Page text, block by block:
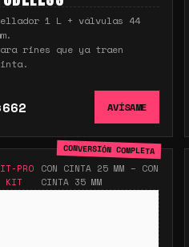
1 L + válvulas 44
rines que ya traen
AVÍSAME
CONVERSIÓN COMPLETA
PRO
KIT
CON CINTA 25 MM – CON
CINTA 35 MM